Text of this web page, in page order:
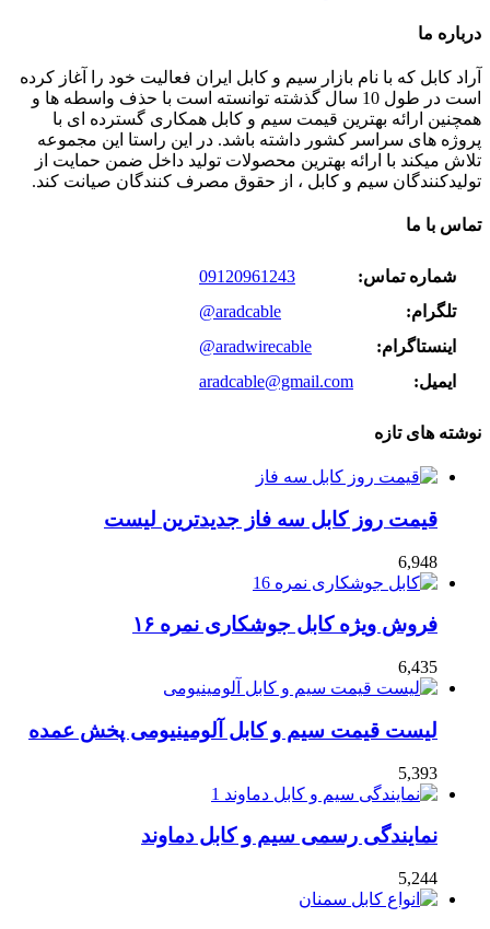
درباره ما
آراد کابل که با نام بازار سیم و کابل ایران فعالیت خود را آغاز کرده
است در طول 10 سال گذشته توانسته است با حذف واسطه ها و
همچنین ارائه بهترین قیمت سیم و کابل همکاری گسترده ای با
پروژه های سراسر کشور داشته باشد. در این راستا این مجموعه
تلاش میکند با ارائه بهترین محصولات تولید داخل ضمن حمایت از
تولیدکنندگان سیم و کابل ، از حقوق مصرف کنندگان صیانت کند.
تماس با ما
شماره تماس:
09120961243
تلگرام:
@aradcable
اینستاگرام:
@aradwirecable
ایمیل:
aradcable@gmail.com
نوشته های تازه
قیمت روز کابل سه فاز جدیدترین لیست
6,948
فروش ویژه کابل جوشکاری نمره ۱۶
6,435
لیست قیمت سیم و کابل آلومینیومی پخش عمده
5,393
نمایندگی رسمی سیم و کابل دماوند
5,244